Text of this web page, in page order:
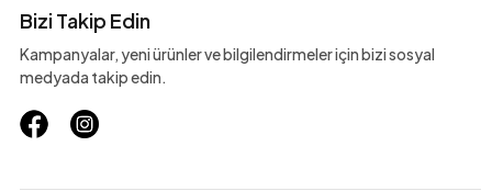
Bizi Takip Edin
Kampanyalar, yeni ürünler ve bilgilendirmeler için bizi sosyal
medyada takip edin.